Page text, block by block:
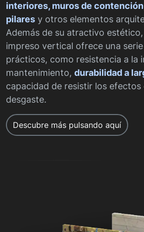
interiores, muros de
pilares y otros elementos
Además de su atractivo
impreso vertical ofrece una
prácticos, como resistencia a la
mantenimiento, durabilidad a
capacidad de resistir los efectos
desgaste.
Descubre más pulsando aquí